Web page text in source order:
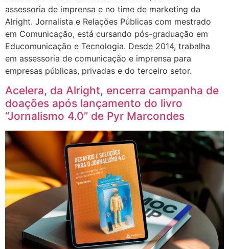
assessoria de imprensa e no time de marketing da
Alright. Jornalista e Relações Públicas com mestrado
em Comunicação, está cursando pós-graduação em
Educomunicação e Tecnologia. Desde 2014, trabalha
em assessoria de comunicação e imprensa para
empresas públicas, privadas e do terceiro setor.
Acelera, da Alright, encerra campanha de
doações após lançamento do livro
“Jornalismo 4.0” de Pyr Marcondes